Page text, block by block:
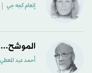
إنعام كجه جي
الموشح...
أحمد عبد